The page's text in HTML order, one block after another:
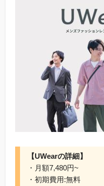
【UWearの詳細】
・月額7,480円~
・初期費用:無料